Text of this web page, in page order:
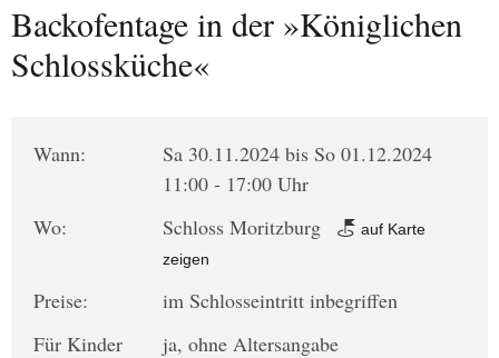
Backofentage in der »Königlichen
Schlossküche«
Wann:
Sa 30.11.2024 bis So 01.12.2024
11:00 - 17:00 Uhr
Wo:
Schloss Moritzburg
auf Karte
zeigen
Preise:
im Schlosseintritt inbegriffen
Für Kinder
ja, ohne Altersangabe